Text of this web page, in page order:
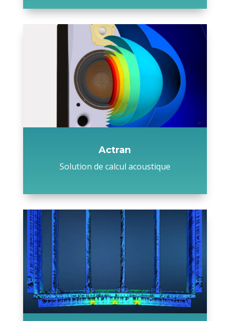
Actran
Solution de calcul acoustique